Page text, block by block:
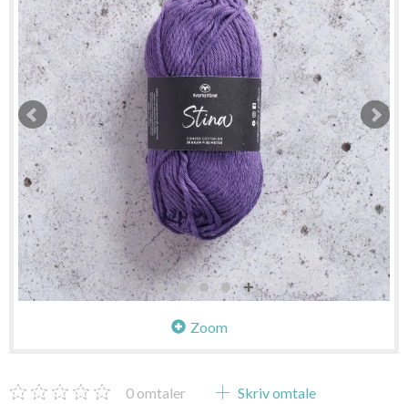
Zoom
0 omtaler Skriv omtale